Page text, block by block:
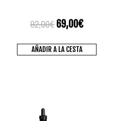
92,00€ 69,00€
AÑADIR A LA CESTA